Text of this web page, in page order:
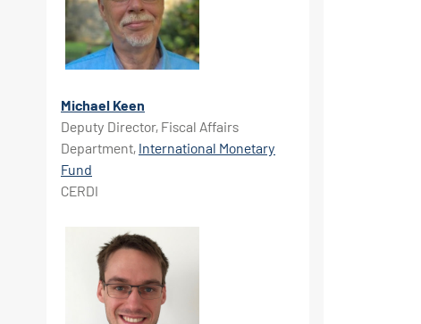
Michael Keen
Deputy Director, Fiscal Affairs
Department, International Monetary
Fund
CERDI